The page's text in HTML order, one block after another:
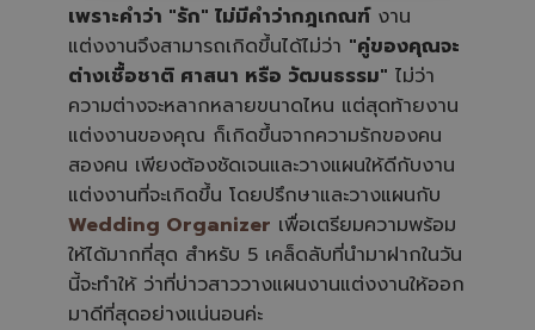
i
n
I
a
n
d
เพราะคำว่า "รัก" ไม่มีคำว่ากฎเกณฑ์งาน
แต่งงานจึงสามารถเกิดขึ้นได้ไม่ว่า "คู่ของคุณจะ
ต่างเชื้อชาติ ศาสนา หรือ วัฒนธรรม" ไม่ว่า
ความต่างจะหลากหลายขนาดไหน แต่สุดท้ายงาน
แต่งงานของคุณ ก็เกิดขึ้นจากความรักของคน
สองคน เพียงต้องชัดเจนและวางแผนให้ดีกับงาน
แต่งงานที่จะเกิดขึ้น โดยปรึกษาและวางแผนกับ
Wedding Organizer เพื่อเตรียมความพร้อม
ให้ได้มากที่สุด สำหรับ 5 เคล็ดลับที่นำมาฝากในวัน
นี้จะทำให้ ว่าที่บ่าวสาววางแผนงานแต่งงานให้ออก
มาดีที่สุดอย่างแน่นอนค่ะ